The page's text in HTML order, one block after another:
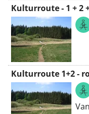
Kulturroute - 1 + 2
Kulturroute 1+2 -